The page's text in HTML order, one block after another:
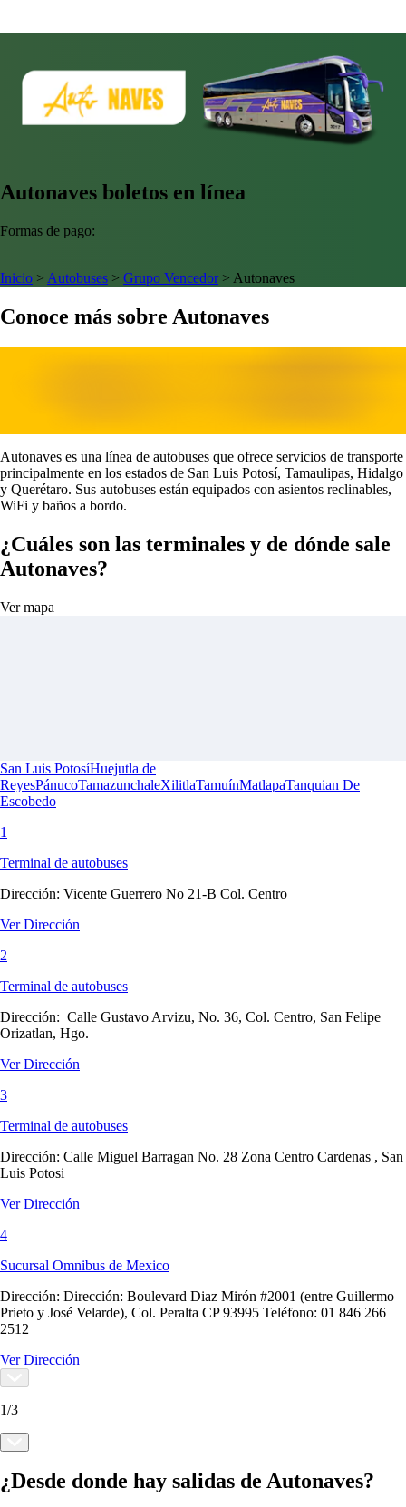
Autonaves boletos en línea
Formas de pago:
Inicio > Autobuses > Grupo Vencedor> Autonaves
Conoce más sobre Autonaves
Autonaves es una línea de autobuses que ofrece servicios de transporte
principalmente en los estados de San Luis Potosí, Tamaulipas, Hidalgo
y Querétaro. Sus autobuses están equipados con asientos reclinables,
WiFi y baños a bordo.
¿Cuáles son las terminales y de dónde sale
Autonaves?
Ver mapa
San Luis PotosíHuejutla de
ReyesPánucoTamazunchaleXilitlaTamuínMatlapaTanquian De
Escobedo
1
Terminal de autobuses
Dirección: Vicente Guerrero No 21-B Col. Centro
Ver Dirección
2
Terminal de autobuses
Dirección: Calle Gustavo Arvizu, No. 36, Col. Centro, San Felipe
Orizatlan, Hgo.
Ver Dirección
3
Terminal de autobuses
Dirección: Calle Miguel Barragan No. 28 Zona Centro Cardenas , San
Luis Potosi
Ver Dirección
4
Sucursal Omnibus de Mexico
Dirección: Dirección: Boulevard Diaz Mirón #2001 (entre Guillermo
Prieto y José Velarde), Col. Peralta CP 93995 Teléfono: 01 846 266
2512
Ver Dirección
1/3
¿Desde donde hay salidas de Autonaves?